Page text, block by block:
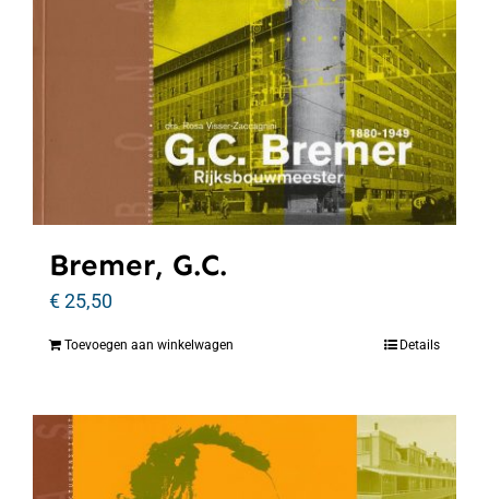
Bremer, G.C.
€25,50
Toevoegen aan winkelwagen Details